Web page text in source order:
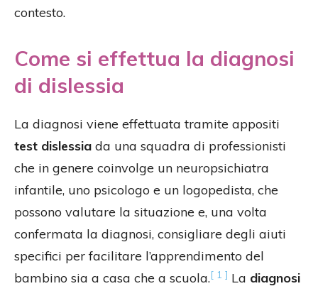
contesto.
Come si effettua la diagnosi
di dislessia
La diagnosi viene effettuata tramite appositi
test dislessia da una squadra di professionisti
che in genere coinvolge un neuropsichiatra
infantile, uno psicologo e un logopedista, che
possono valutare la situazione e, una volta
confermata la diagnosi, consigliare degli aiuti
specifici per facilitare l’apprendimento del
bambino sia a casa che a scuola.[ 1 ] La diagnosi